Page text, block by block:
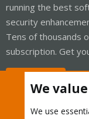
running the best
security
Tens of thousands
subscription. Get
We
We use